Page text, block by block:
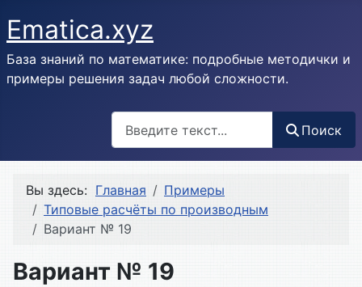
Ematica.xyz
База знаний по математике: подробные методички и
примеры решения задач любой сложности.
Поиск
Вы здесь: Главная
Примеры
Типовые расчёты по производным
Вариант № 19
Вариант № 19